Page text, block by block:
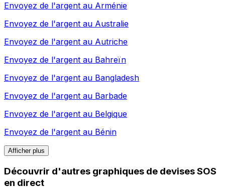
Envoyez de l'argent au Arménie
Envoyez de l'argent au Australie
Envoyez de l'argent au Autriche
Envoyez de l'argent au Bahreïn
Envoyez de l'argent au Bangladesh
Envoyez de l'argent au Barbade
Envoyez de l'argent au Belgique
Envoyez de l'argent au Bénin
Afficher plus
Découvrir d'autres graphiques de devises SOS
en direct